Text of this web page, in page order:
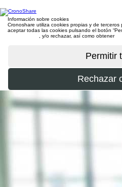
Información sobre cookies
Cronoshare utiliza cookies propias y de
aceptar todas las cookies pulsando el botón
, y/o rechazar, así como obtener